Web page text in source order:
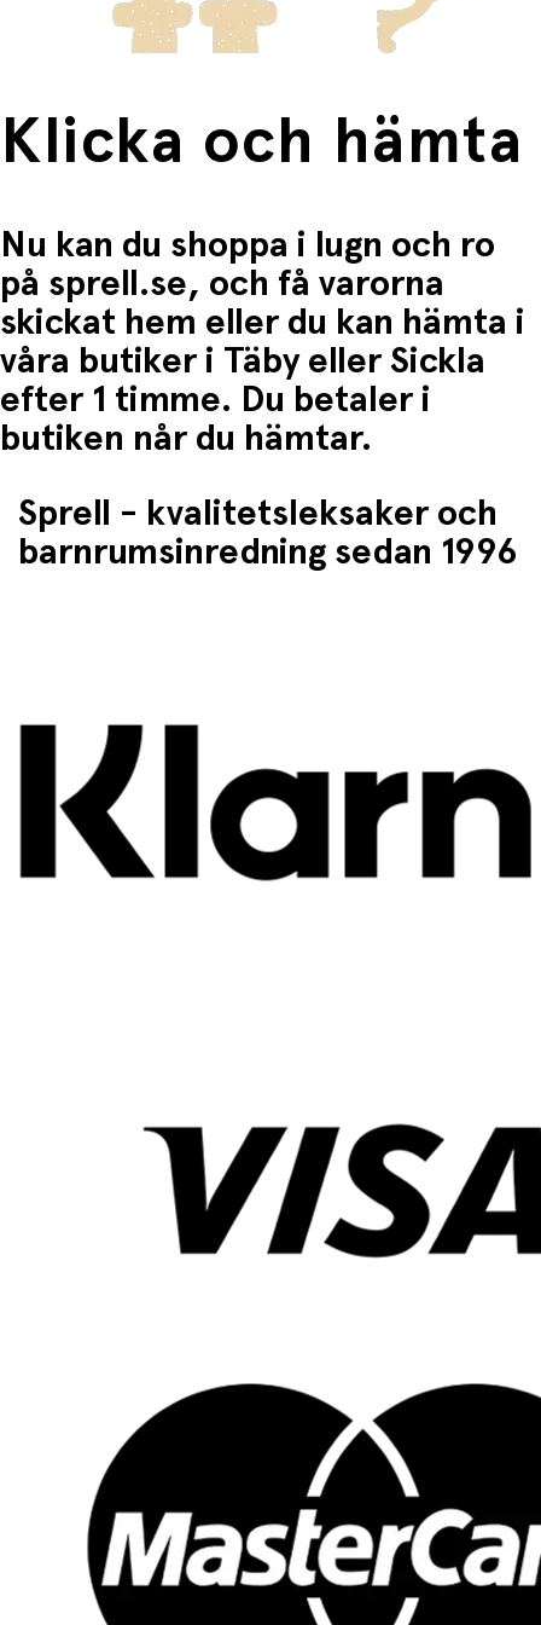
Klicka och hämta
Nu kan du shoppa i lugn och ro
på sprell.se, och få varorna
skickat hem eller du kan hämta i
våra butiker i Täby eller Sickla
efter 1 timme. Du betaler i
butiken når du hämtar.
Sprell - kvalitetsleksaker och
barnrumsinredning sedan 1996